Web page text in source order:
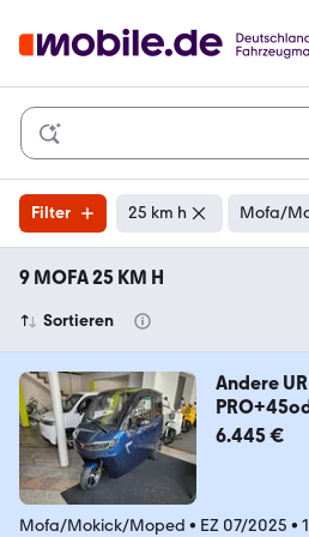
Filter 25 km h Mofa/
9 MOFA 25 KM H
Sortieren
Andere
LER
6.445 €
Mofa/Mokick/Moped • EZ 07/2025 •